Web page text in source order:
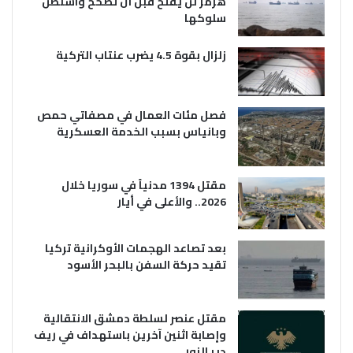
سلوكها
زلزال بقوة 4.5 يضرب عنتاب التركية
فصل مئات العمال في مصفاتي حمص
وبانياس بسبب الخدمة العسكرية
مقتل 1394 مدنياً في سوريا خلال
2026.. والأعلى في أيار
بعد تصاعد الهجمات الأوكرانية تركيا
تقيد حركة السفن بالبحر الأسود
مقتل عنصر لسلطة دمشق الانتقالية
وإصابة اثنين آخرين باستهداف في ريف